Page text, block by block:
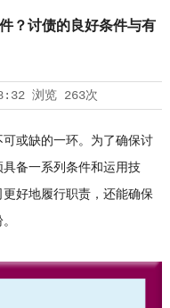
？讨债的良好条件与有
浏览 263次
或缺的一环。为了确保讨
具备一系列条件和运用技
好地履行职责，还能确保